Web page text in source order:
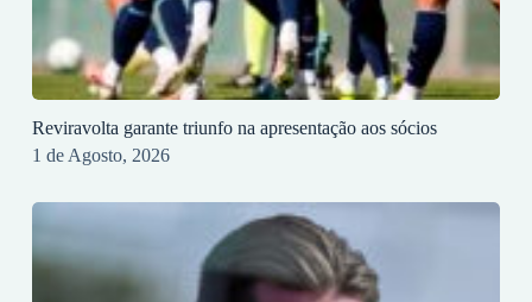
Reviravolta garante triunfo na apresentação aos sócios
1 de Agosto, 2026